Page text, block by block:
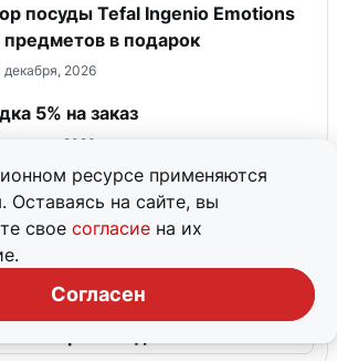
ресурсе применяются
на сайте, вы
свое согласие на их
Согласен
посуды Tefal Ingenio Emotions
предметов в подарок
декабря, 2026
5% на заказ
августа, 2026
бесплатный период на 45